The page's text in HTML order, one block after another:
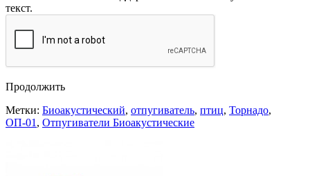
текст.
Продолжить
Метки: Биоакустический, отпугиватель, птиц, Торнадо,
ОП-01 , Отпугиватели Биоакустические